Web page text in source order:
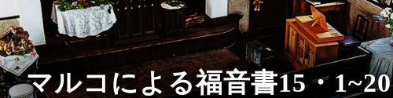
マルコによる福音書15・1~20